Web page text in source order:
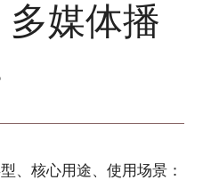
媒体播
、核心用途、使用场景：